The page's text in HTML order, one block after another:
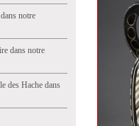
notre
dans notre
des Hache dans